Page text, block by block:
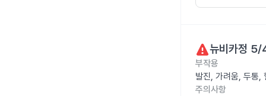
뉴비카정
부작용
발진, 가려움, 두통,
주의사항